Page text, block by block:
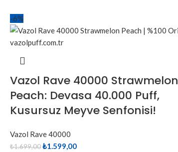
-6%
Vazol Rave 40000 Strawmelon
Peach: Devasa 40.000 Puff,
Kusursuz Meyve Senfonisi!
Vazol Rave 40000
₺1.699,00₺1.599,00